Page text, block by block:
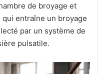
de broyage et
entraîne un broyage
par un système de
pulsatile.